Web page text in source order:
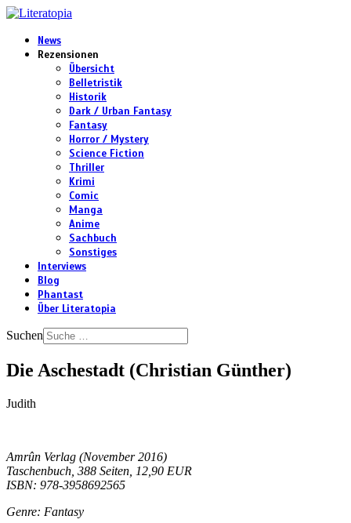
News
Rezensionen
Übersicht
Belletristik
Historik
Dark / Urban Fantasy
Fantasy
Horror / Mystery
Science Fiction
Thriller
Krimi
Comic
Manga
Anime
Sachbuch
Sonstiges
Interviews
Blog
Phantast
Über Literatopia
Suchen
Die Aschestadt (Christian Günther)
Judith
Amrûn Verlag (November 2016)
Taschenbuch, 388 Seiten, 12,90 EUR
ISBN: 978-3958692565
Genre: Fantasy